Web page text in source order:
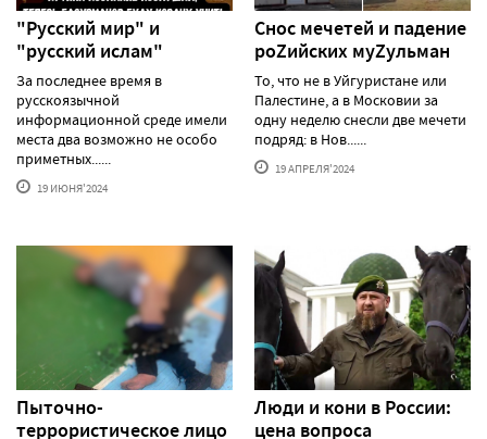
"Русский мир" и
"русский ислам"
За последнее время в
русскоязычной
информационной среде имели
места два возможно не особо
приметных......
19 ИЮНЯ'2024
Снос мечетей и падение
роZийских муZульман
То, что не в Уйгуристане или
Палестине, а в Московии за
одну неделю снесли две мечети
подряд: в Нов......
19 АПРЕЛЯ'2024
Пыточно-
террористическое лицо
Люди и кони в России:
цена вопроса